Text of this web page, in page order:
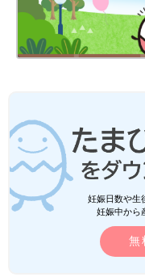
妊娠日数や生
妊娠中から
無